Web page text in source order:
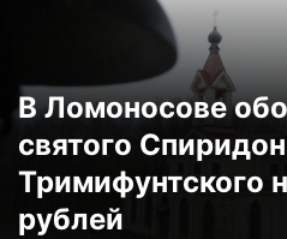
В Ломоносове
святого
Тримифунтского
рублей